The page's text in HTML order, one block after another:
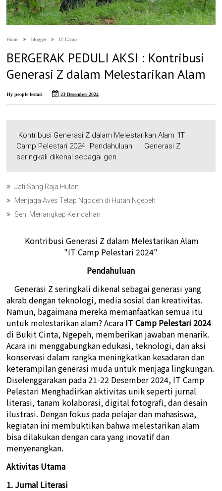
Home blogger IT Camp
BERGERAK PEDULI AKSI : Kontribusi
Generasi Z dalam Melestarikan Alam
Hy people lestari 23 Desember 2024
Kontribusi Generasi Z dalam Melestarikan Alam "IT
Camp Pelestari 2024" Pendahuluan Generasi Z
seringkali dikenal sebagai gen...
Jati Sang Raja Hutan
Menjaga Aves Tetap Ngoceh di Hutan Ngepeh
Seni Menangkap Keindahan
Kontribusi Generasi Z dalam Melestarikan Alam
"IT Camp Pelestari 2024"
Pendahuluan
Generasi Z seringkali dikenal sebagai generasi yang
akrab dengan teknologi, media sosial dan kreativitas.
Namun, bagaimana mereka memanfaatkan semua itu
untuk melestarikan alam? Acara IT Camp Pelestari 2024
di Bukit Cinta, Ngepeh, memberikan jawaban menarik.
Acara ini menggabungkan edukasi, teknologi, dan aksi
konservasi dalam rangka meningkatkan kesadaran dan
keterampilan generasi muda untuk menjaga lingkungan.
Diselenggarakan pada 21-22 Desember 2024, IT Camp
Pelestari Menghadirkan aktivitas unik seperti jurnal
literasi, tanam kolaborasi, digital fotografi, dan desain
ilustrasi. Dengan fokus pada pelajar dan mahasiswa,
kegiatan ini membuktikan bahwa melestarikan alam
bisa dilakukan dengan cara yang inovatif dan
menyenangkan.
Aktivitas Utama
1. Jurnal Literasi